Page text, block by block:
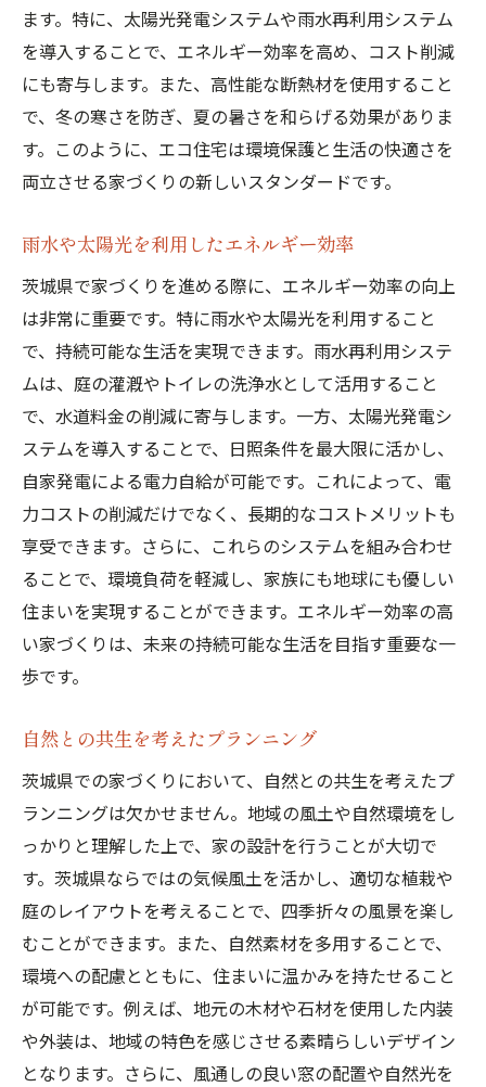
ます。特に、太陽光発電システムや雨水再利用システム
を導入することで、エネルギー効率を高め、コスト削減
にも寄与します。また、高性能な断熱材を使用すること
で、冬の寒さを防ぎ、夏の暑さを和らげる効果がありま
す。このように、エコ住宅は環境保護と生活の快適さを
両立させる家づくりの新しいスタンダードです。
雨水や太陽光を利用したエネルギー効率
茨城県で家づくりを進める際に、エネルギー効率の向上
は非常に重要です。特に雨水や太陽光を利用すること
で、持続可能な生活を実現できます。雨水再利用システ
ムは、庭の灌漑やトイレの洗浄水として活用すること
で、水道料金の削減に寄与します。一方、太陽光発電シ
ステムを導入することで、日照条件を最大限に活かし、
自家発電による電力自給が可能です。これによって、電
力コストの削減だけでなく、長期的なコストメリットも
享受できます。さらに、これらのシステムを組み合わせ
ることで、環境負荷を軽減し、家族にも地球にも優しい
住まいを実現することができます。エネルギー効率の高
い家づくりは、未来の持続可能な生活を目指す重要な一
歩です。
自然との共生を考えたプランニング
茨城県での家づくりにおいて、自然との共生を考えたプ
ランニングは欠かせません。地域の風土や自然環境をし
っかりと理解した上で、家の設計を行うことが大切で
す。茨城県ならではの気候風土を活かし、適切な植栽や
庭のレイアウトを考えることで、四季折々の風景を楽し
むことができます。また、自然素材を多用することで、
環境への配慮とともに、住まいに温かみを持たせること
が可能です。例えば、地元の木材や石材を使用した内装
や外装は、地域の特色を感じさせる素晴らしいデザイン
となります。さらに、風通しの良い窓の配置や自然光を